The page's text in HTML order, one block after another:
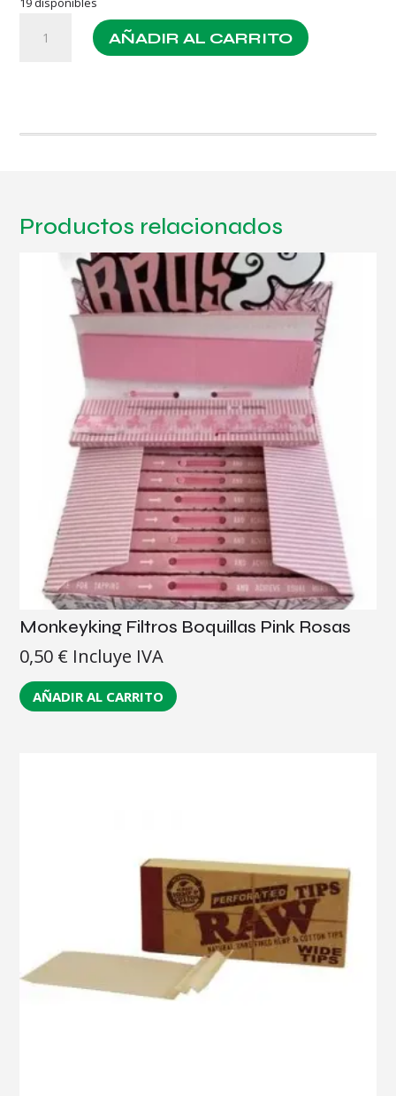
AÑADIR AL CARRITO
Productos relacionados
Monkeyking Filtros Boquillas Pink Rosas
0,50 € Incluye IVA
AÑADIR AL CARRITO